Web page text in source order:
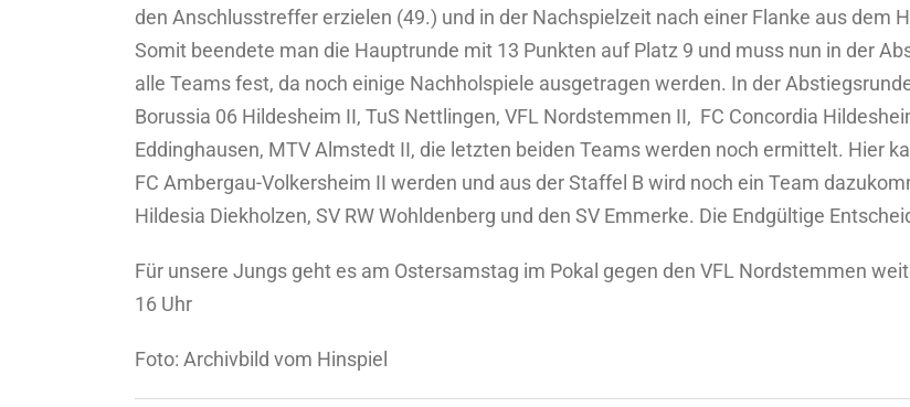
den Anschlusstreffer erzielen (49.) und in der Nachspielzeit nach einer Flanke aus dem
Somit beendete man die Hauptrunde mit 13 Punkten auf Platz 9 und muss nun in der
alle Teams fest, da noch einige Nachholspiele ausgetragen werden. In der
Borussia 06 Hildesheim II, TuS Nettlingen, VFL Nordstemmen II, FC Concordia
Eddinghausen, MTV Almstedt II, die letzten beiden Teams werden noch ermittelt. Hier
FC Ambergau-Volkersheim II werden und aus der Staffel B wird noch ein Team
Hildesia Diekholzen, SV RW Wohldenberg und den SV Emmerke. Die Endgültige
Für unsere Jungs geht es am Ostersamstag im Pokal gegen den VFL Nordstemmen
16 Uhr
Foto: Archivbild vom Hinspiel